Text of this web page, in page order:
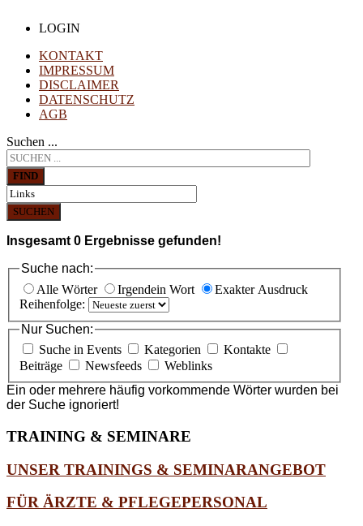
LOGIN
KONTAKT
IMPRESSUM
DISCLAIMER
DATENSCHUTZ
AGB
Suchen ...
FIND
SUCHEN
Insgesamt 0 Ergebnisse gefunden!
Suche nach:
Alle Wörter
Irgendein Wort
Exakter Ausdruck
Reihenfolge:
Nur Suchen:
Suche in Events
Kategorien
Kontakte
Beiträge
Newsfeeds
Weblinks
Ein oder mehrere häufig vorkommende Wörter wurden bei
der Suche ignoriert!
TRAINING & SEMINARE
UNSER TRAININGS & SEMINARANGEBOT
FÜR ÄRZTE & PFLEGEPERSONAL